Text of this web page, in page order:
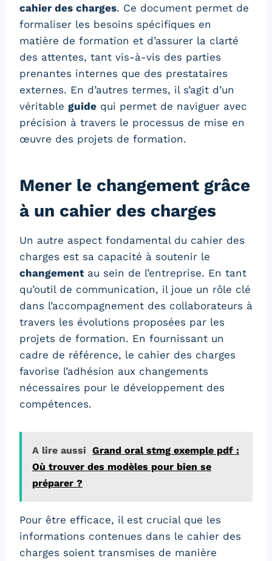
cahier des charges. Ce document permet de
formaliser les besoins spécifiques en
matière de formation et d’assurer la clarté
des attentes, tant vis-à-vis des parties
prenantes internes que des prestataires
externes. En d’autres termes, il s’agit d’un
véritable guide qui permet de naviguer avec
précision à travers le processus de mise en
œuvre des projets de formation.
Mener le changement grâce
à un cahier des charges
Un autre aspect fondamental du cahier des
charges est sa capacité à soutenir le
changementau sein de l’entreprise. En tant
qu’outil de communication, il joue un rôle clé
dans l’accompagnement des collaborateurs à
travers les évolutions proposées par les
projets de formation. En fournissant un
cadre de référence, le cahier des charges
favorise l’adhésion aux changements
nécessaires pour le développement des
compétences.
A lire aussi Grand oral stmg exemple pdf :
Où trouver des modèles pour bien se
préparer ?
Pour être efficace, il est crucial que les
informations contenues dans le cahier des
charges soient transmises de manière